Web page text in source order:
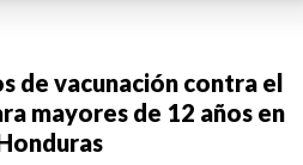
de vacunación contra el
mayores de 12 años en